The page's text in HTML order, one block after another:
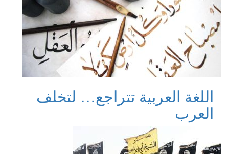
اللغة العربية تتراجع… لتخلف
العرب